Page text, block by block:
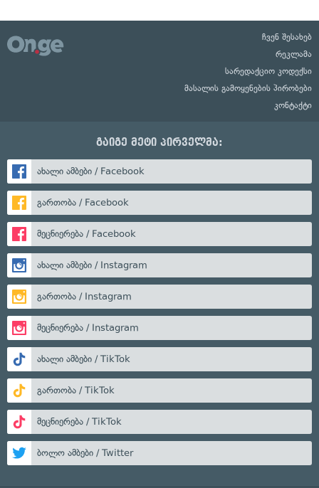
ჩვენ შესახებ
რეკლამა
სარედაქციო კოდექსი
მასალის გამოყენების პირობები
კონტაქტი
გაიგე მეტი პირველმა:
ახალი ამბები / Facebook
გართობა / Facebook
მეცნიერება / Facebook
ახალი ამბები / Instagram
გართობა / Instagram
მეცნიერება / Instagram
ახალი ამბები / TikTok
გართობა / TikTok
მეცნიერება / TikTok
ბოლო ამბები / Twitter